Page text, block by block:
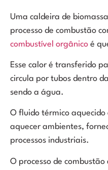
Uma caldeira de
processo de combustão
combustível orgânico é
Esse calor é transferido
circula por tubos dentro
sendo a água.
O fluido térmico
aquecer ambientes,
processos industriais.
O processo de